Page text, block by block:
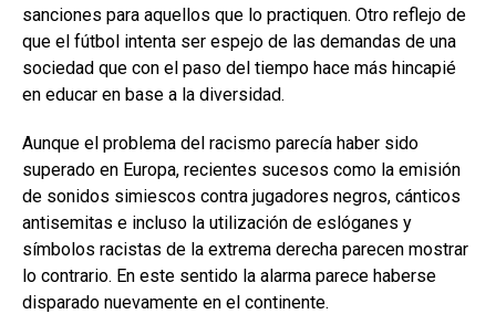
sanciones para aquellos que lo practiquen. Otro reflejo de
que el fútbol intenta ser espejo de las demandas de una
sociedad que con el paso del tiempo hace más hincapié
en educar en base a la diversidad.
Aunque el problema del racismo parecía haber sido
superado en Europa, recientes sucesos como la emisión
de sonidos simiescos contra jugadores negros, cánticos
antisemitas e incluso la utilización de eslóganes y
símbolos racistas de la extrema derecha parecen mostrar
lo contrario. En este sentido la alarma parece haberse
disparado nuevamente en el continente.